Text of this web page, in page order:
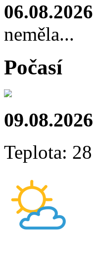
06.08.2026
neměla...
Počasí
Teplota: